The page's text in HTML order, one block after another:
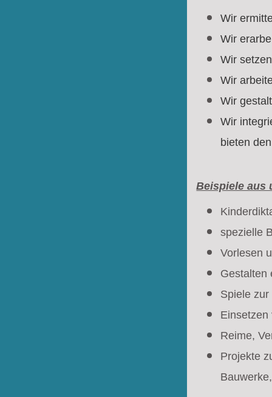
Wir
Wir
Wir
Wir
Wir
Wir
bieten
Beispiele aus
spezielle
Vorlesen
Gestalten
Spiele
Einsetzen
Reime,
Projekte